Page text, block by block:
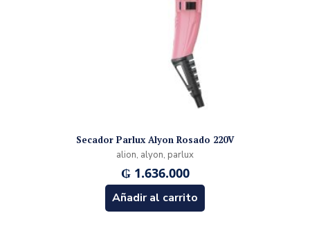
Secador Parlux Alyon Rosado 220V
alion, alyon, parlux
₲1.636.000
Añadir al carrito